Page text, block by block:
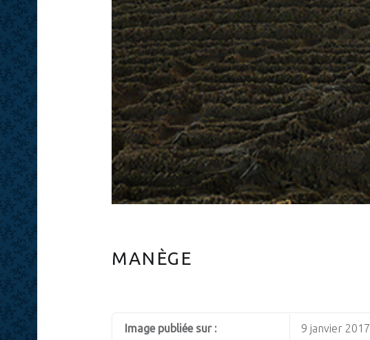
MANÈGE
Image publiée sur : 9 janvier 2017